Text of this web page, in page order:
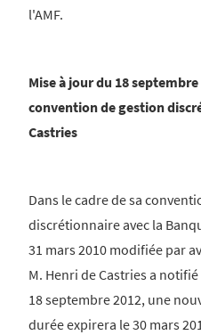
l'AMF.
Mise à jour du 18
convention de gestion
Castries
Dans le cadre de sa
discrétionnaire avec la
31 mars 2010 modifiée par
M. Henri de Castries a
18 septembre 2012, une
durée expirera le 30 mars